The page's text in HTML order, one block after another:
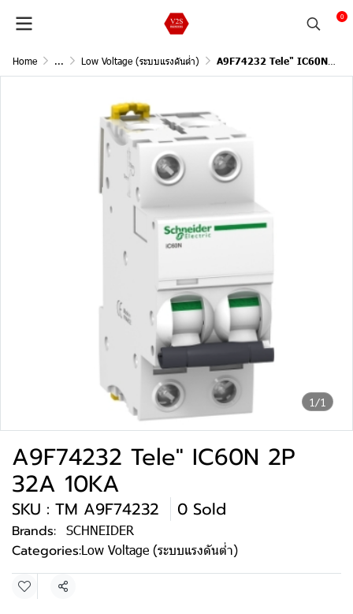
0
Home ... Low Voltage (ระบบแรงดันต่ำ) A9F74232 Tele" IC60N 2P 32A 10KA
1/1
A9F74232 Tele" IC60N 2P
32A 10KA
SKU : TM A9F74232 0 Sold
Brands: SCHNEIDER
Categories:Low Voltage (ระบบแรงดันต่ำ)
Share